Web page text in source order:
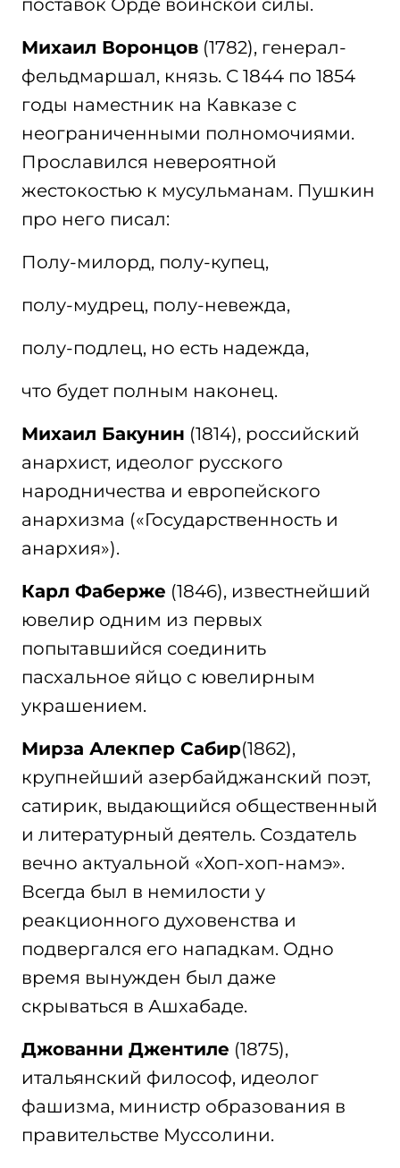
поставок Орде воинской силы.
Михаил Воронцов (1782), генерал-
фельдмаршал, князь. С 1844 по 1854
годы наместник на Кавказе с
неограниченными полномочиями.
Прославился невероятной
жестокостью к мусульманам. Пушкин
про него писал:
Полу-милорд, полу-купец,
полу-мудрец, полу-невежда,
полу-подлец, но есть надежда,
что будет полным наконец.
Михаил Бакунин (1814), российский
анархист, идеолог русского
народничества и европейского
анархизма («Государственность и
анархия»).
Карл Фаберже (1846), известнейший
ювелир одним из первых
попытавшийся соединить
пасхальное яйцо с ювелирным
украшением.
Мирза Алекпер Сабир(1862),
крупнейший азербайджанский поэт,
сатирик, выдающийся общественный
и литературный деятель. Создатель
вечно актуальной «Хоп-хоп-намэ».
Всегда был в немилости у
реакционного духовенства и
подвергался его нападкам. Одно
время вынужден был даже
скрываться в Ашхабаде.
Джованни Джентиле (1875),
итальянский философ, идеолог
фашизма, министр образования в
правительстве Муссолини.